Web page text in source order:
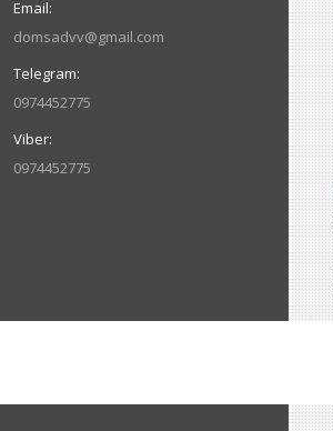
domsadvv@gmail.com
0974452775
0974452775